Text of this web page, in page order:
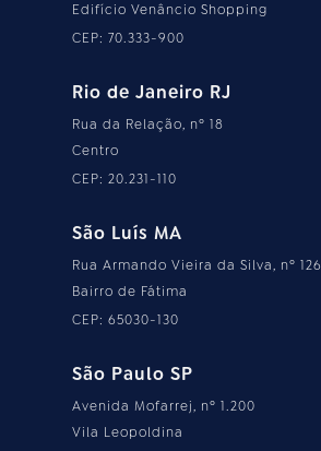
Edifício Venâncio Shopping
CEP: 70.333-900
Rio de Janeiro RJ
Rua da Relação, nº 18
Centro
CEP: 20.231-110
São Luís MA
Rua Armando Vieira da Silva, nº 126
Bairro de Fátima
CEP: 65030-130
São Paulo SP
Avenida Mofarrej, nº 1.200
Vila Leopoldina